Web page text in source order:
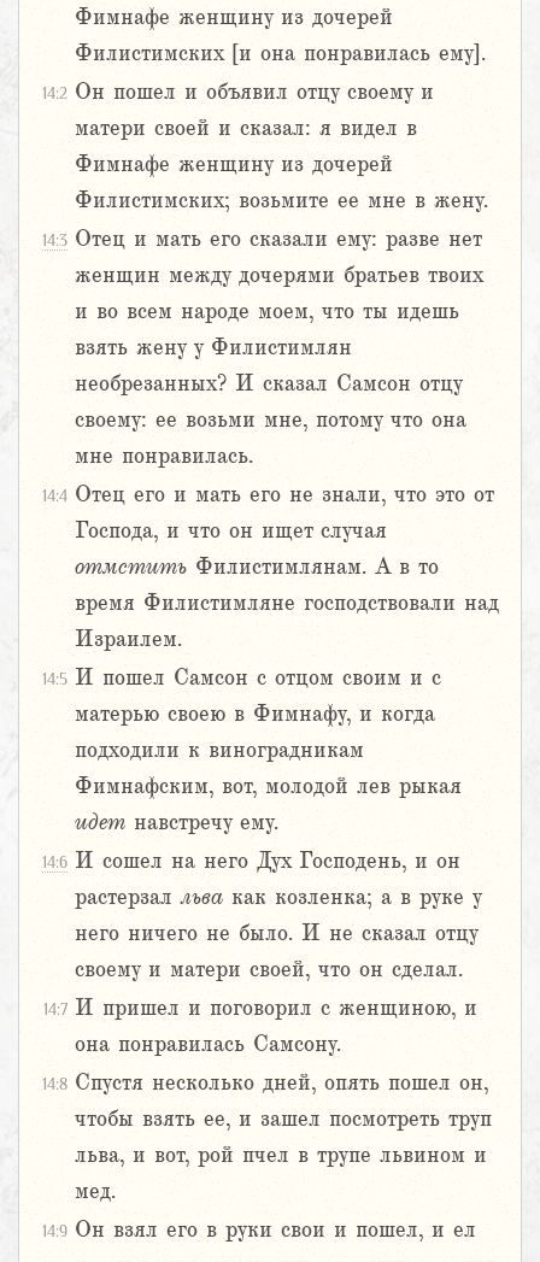
Фимнафе женщину из дочерей
Филистимских [и она понравилась ему].
14:2 Он пошел и объявил отцу своему и
матери своей и сказал: я видел в
Фимнафе женщину из дочерей
Филистимских; возьмите ее мне в жену.
14:3 Отец и мать его сказали ему: разве нет
женщин между дочерями братьев твоих
и во всем народе моем, что ты идешь
взять жену у Филистимлян
необрезанных? И сказал Самсон отцу
своему: ее возьми мне, потому что она
мне понравилась.
14:4 Отец его и мать его не знали, что это от
Господа, и что он ищет случая
отмстить Филистимлянам. А в то
время Филистимляне господствовали над
Израилем.
14:5 И пошел Самсон с отцом своим и с
матерью своею в Фимнафу, и когда
подходили к виноградникам
Фимнафским, вот, молодой лев рыкая
идет навстречу ему.
14:6 И сошел на него Дух Господень, и он
растерзалльва как козленка; а в руке у
него ничего не было. И не сказал отцу
своему и матери своей, что он сделал.
14:7 И пришел и поговорил с женщиною, и
она понравилась Самсону.
14:8 Спустя несколько дней, опять пошел он,
чтобы взять ее, и зашел посмотреть труп
льва, и вот, рой пчел в трупе львином и
мед.
14:9 Он взял его в руки свои и пошел, и ел